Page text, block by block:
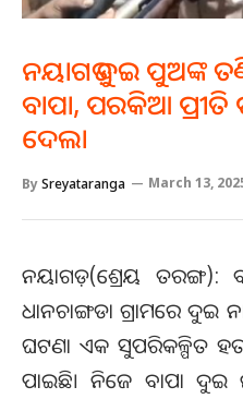
ନୟାଗଡ଼ ଦୁଇ ପୁଅଙ୍କ
ବାପା, ପରକିଆ
ଦେଲା
BySreyataranga March 13,
ନୟାଗଡ଼ (ଶ୍ରେୟ ତରଙ୍ଗ):
ଧାନଚାଙ୍ଗଡା ଗ୍ରାମରେ ଦୁଇ
ଘଟଣା ଏକ ସୁପରିକଳ୍ପିତ
ପାଇଛି। ନିଜେ ବାପା ଦୁଇ